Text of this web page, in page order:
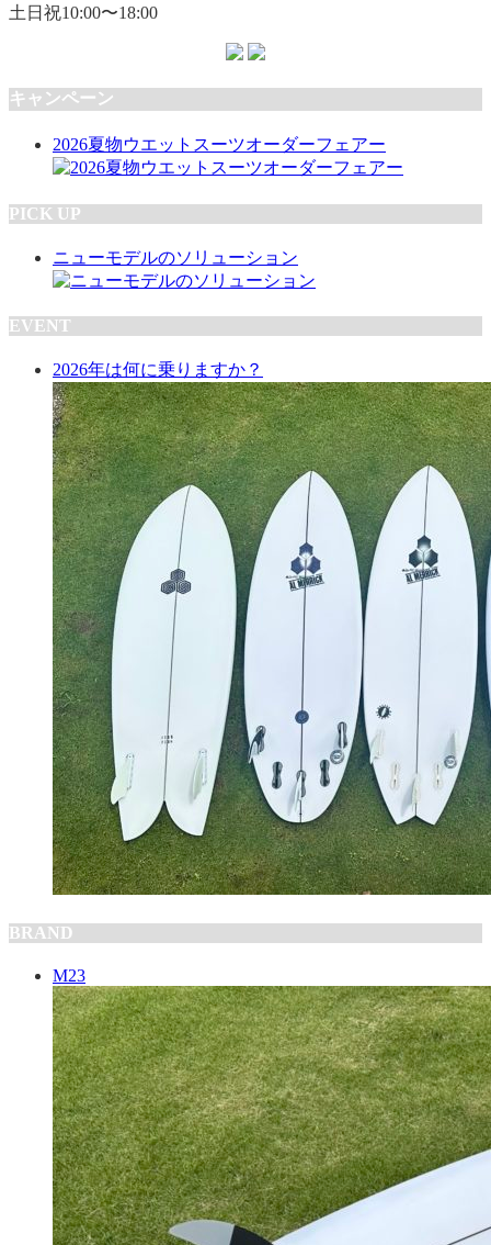
土日祝10:00〜18:00
キャンペーン
2026夏物ウエットスーツオーダーフェアー
PICK UP
ニューモデルのソリューション
EVENT
2026年は何に乗りますか？
BRAND
M23